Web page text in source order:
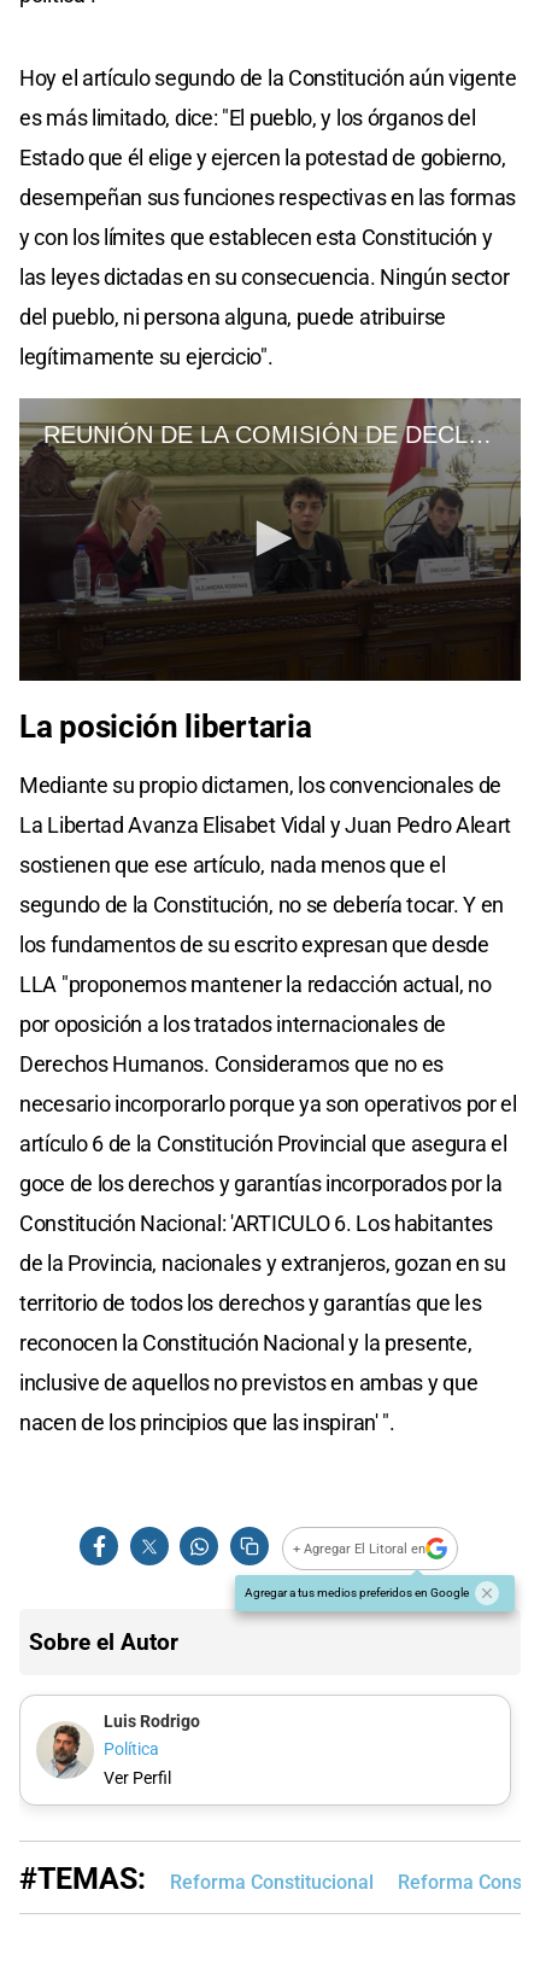
Hoy el artículo segundo de la Constitución aún vigente
es más limitado, dice: "El pueblo, y los órganos del
Estado que él elige y ejercen la potestad de gobierno,
desempeñan sus funciones respectivas en las formas
y con los límites que establecen esta Constitución y
las leyes dictadas en su consecuencia. Ningún sector
del pueblo, ni persona alguna, puede atribuirse
legítimamente su ejercicio".
La posición libertaria
Mediante su propio dictamen, los convencionales de
La Libertad Avanza Elisabet Vidal y Juan Pedro Aleart
sostienen que ese artículo, nada menos que el
segundo de la Constitución, no se debería tocar. Y en
los fundamentos de su escrito expresan que desde
LLA "proponemos mantener la redacción actual, no
por oposición a los tratados internacionales de
Derechos Humanos. Consideramos que no es
necesario incorporarlo porque ya son operativos por el
artículo 6 de la Constitución Provincial que asegura el
goce de los derechos y garantías incorporados por la
Constitución Nacional: 'ARTICULO 6. Los habitantes
de la Provincia, nacionales y extranjeros, gozan en su
territorio de todos los derechos y garantías que les
reconocen la Constitución Nacional y la presente,
inclusive de aquellos no previstos en ambas y que
nacen de los principios que las inspiran' ".
+ Agregar El Litoral en
Agregar a tus medios preferidos en Google
Sobre el Autor
Luis Rodrigo
Política
Ver Perfil
#TEMAS: Reforma Constitucional Reforma